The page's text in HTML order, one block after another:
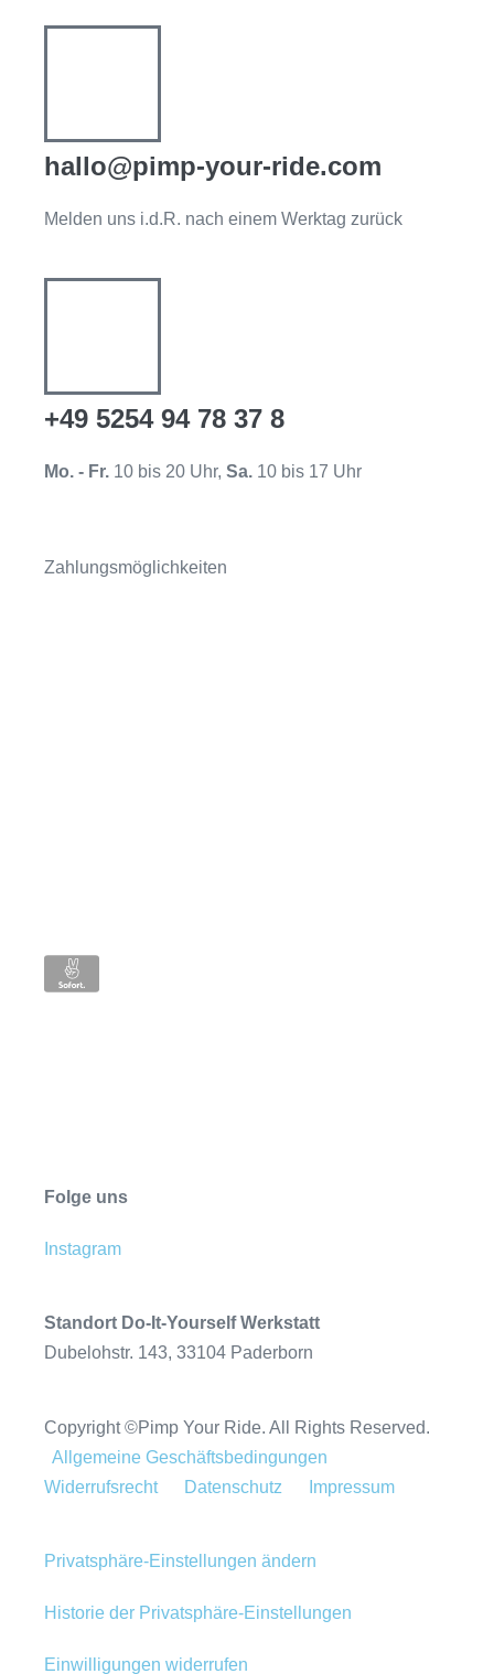
hallo@pimp-your-ride.com
Melden uns i.d.R. nach einem Werktag zurück
+49 5254 94 78 37 8
Mo. - Fr. 10 bis 20 Uhr, Sa. 10 bis 17 Uhr
Zahlungsmöglichkeiten
Folge uns
Instagram
Standort Do-It-Yourself Werkstatt
Dubelohstr. 143, 33104 Paderborn
Copyright ©Pimp Your Ride. All Rights Reserved.
Allgemeine Geschäftsbedingungen
Widerrufsrecht
Datenschutz Impressum
Privatsphäre-Einstellungen ändern
Historie der Privatsphäre-Einstellungen
Einwilligungen widerrufen